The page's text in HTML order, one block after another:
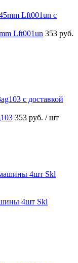
Lft001un 353 руб.
353 руб. / шт
4шт Skl